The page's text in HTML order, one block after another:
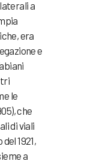
a
era
e
le
che
di viali
1921,
a